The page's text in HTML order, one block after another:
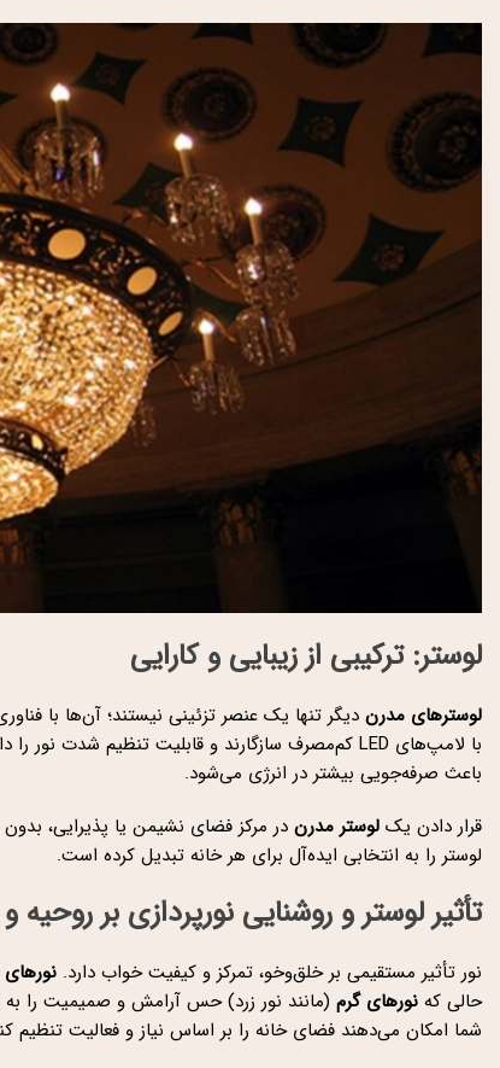
لوستر: ترکیبی از زیبایی و کارایی
لوسترهای مدرن دیگر تنها یک عنصر تزئینی نیستند؛ آن‌ها با
با لامپ‌های LED کم‌مصرف سازگارند و قابلیت تنظیم شدت نور را دارند. برخی از این لوسترها حتی امکان اتصال به
باعث صرفه‌جویی بیشتر در انرژی می‌شود.
قرار دادن یک لوستر مدرن در مرکز فضای نشیمن یا پذیرایی، بدون
لوستر را به انتخابی ایده‌آل برای هر خانه تبدیل کرده است.
تأثیر لوستر و روشنایی نورپردازی بر
نور تأثیر مستقیمی بر خلق‌وخو، تمرکز و کیفیت خواب دارد.
حالی که نورهای گرم (مانند نور زرد) حس آرامش و صمیمیت را به
شما امکان می‌دهند فضای خانه را بر اساس نیاز و فعالیت تنظیم